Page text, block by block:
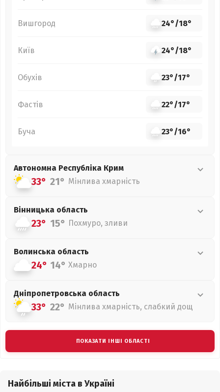
Вишгород 24°/18°
Київ 24°/18°
Обухів 23°/17°
Фастів 22°/17°
Буча 23°/16°
Автономна Республіка Крим
33° 21° Мінлива хмарність
Вінницька область
23° 15° Похмуро, зливи
Волинська область
24° 14° Хмарно
Дніпропетровська область
33° 22° Мінлива хмарність, слабкий дощ
ПОКАЗАТИ ІНШІ ОБЛАСТІ
Найбільші міста в Україні